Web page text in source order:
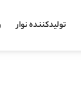
تولیدکننده نوار